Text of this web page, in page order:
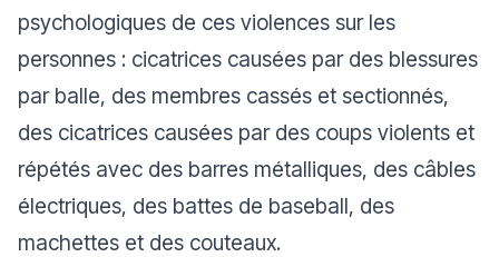
psychologiques de ces violences sur les
personnes : cicatrices causées par des blessures
par balle, des membres cassés et sectionnés,
des cicatrices causées par des coups violents et
répétés avec des barres métalliques, des câbles
électriques, des battes de baseball, des
machettes et des couteaux.